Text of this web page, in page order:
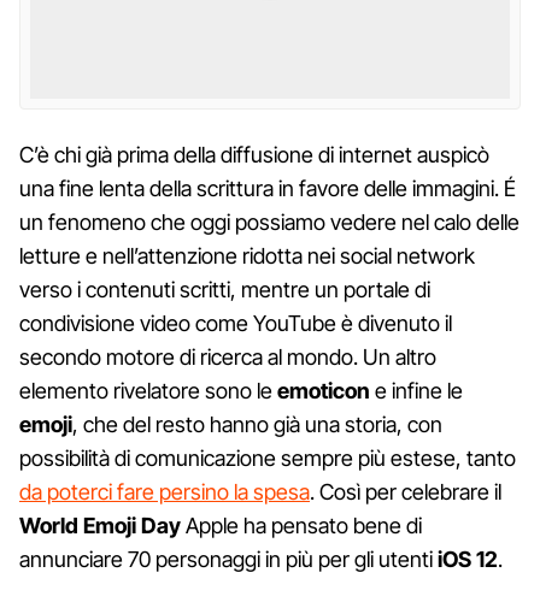
C’è chi già prima della diffusione di internet auspicò
una fine lenta della scrittura in favore delle immagini. É
un fenomeno che oggi possiamo vedere nel calo delle
letture e nell’attenzione ridotta nei social network
verso i contenuti scritti, mentre un portale di
condivisione video come YouTube è divenuto il
secondo motore di ricerca al mondo. Un altro
elemento rivelatore sono leemoticon e infine le
emoji, che del resto hanno già una storia, con
possibilità di comunicazione sempre più estese, tanto
da poterci fare persino la spesa. Così per celebrare il
World Emoji DayApple ha pensato bene di
annunciare 70 personaggi in più per gli utentiiOS 12.